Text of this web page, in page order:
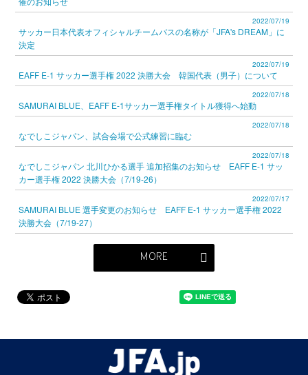
2022/07/19
サッカー日本代表オフィシャルチームバスの名称が「JFA's DREAM」に
決定
2022/07/19
EAFF E-1 サッカー選手権 2022 決勝大会 韓国代表（男子）について
2022/07/18
SAMURAI BLUE、EAFF E-1サッカー選手権タイトル獲得へ始動
2022/07/18
なでしこジャパン、試合会場で公式練習に臨む
2022/07/18
なでしこジャパン 北川ひかる選手 追加招集のお知らせ EAFF E-1 サッ
カー選手権 2022 決勝大会（7/19-26）
2022/07/17
SAMURAI BLUE 選手変更のお知らせ EAFF E-1 サッカー選手権 2022
決勝大会（7/19-27）
MORE